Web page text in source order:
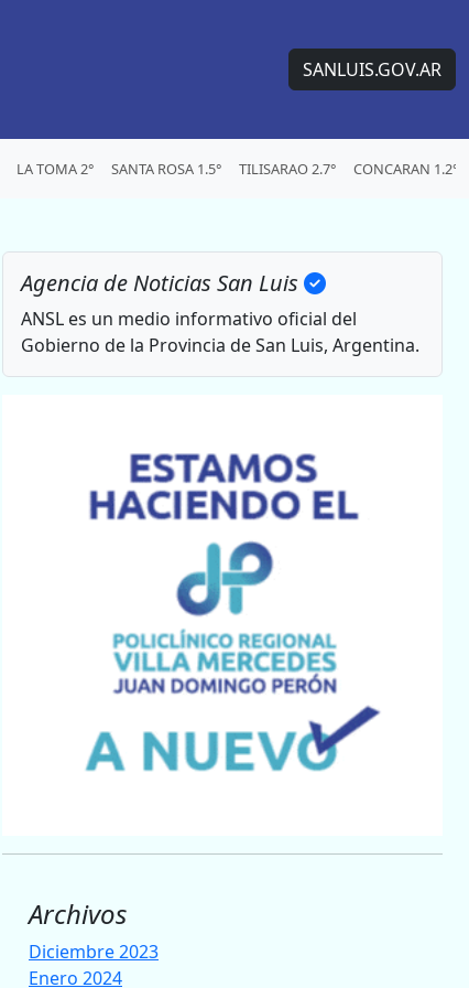
SANLUIS.GOV.AR
LA TOMA 2° SANTA ROSA 1.5° TILISARAO 2.7° CONCARAN 1.2°
Agencia de Noticias San Luis
ANSL es un medio informativo oficial del
Gobierno de la Provincia de San Luis, Argentina.
Archivos
Diciembre 2023
Enero 2024